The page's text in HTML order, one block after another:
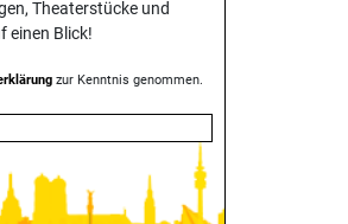
Theater­stücke und
einen Blick!
zur Kenntnis genommen.